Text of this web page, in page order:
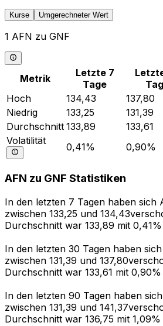
Kurse Umgerechneter Wert
1 AFN zu GNF
Metrik
Letzte 7
Tage
Hoch
134,43 137,80
Niedrig
133,25 131,39
Durchschnitt 133,89 133,61
Volatilität
0,41% 0,90%
AFN zu GNF Statistiken
In den letzten 7 Tagen haben sich
zwischen 133,25 und
Durchschnitt war 133,89 mit 0,41%
In den letzten 30 Tagen haben
zwischen 131,39 und
Durchschnitt war 133,61 mit 0,90%
In den letzten 90 Tagen haben
zwischen 131,39 und
Durchschnitt war 136,75 mit 1,09%